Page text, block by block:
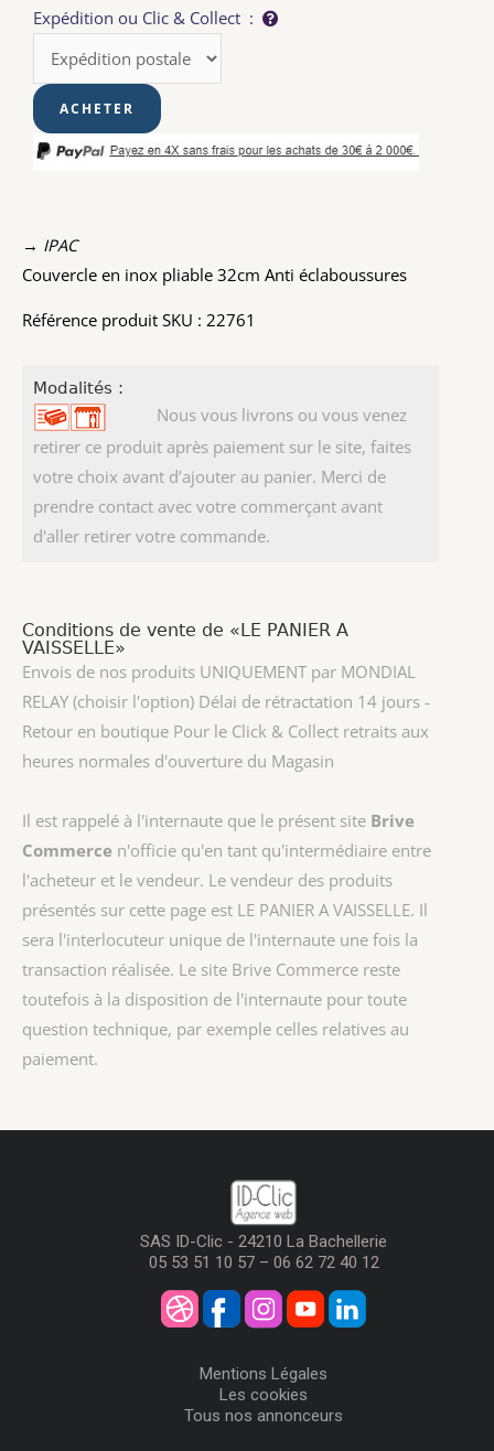
Expédition ou Clic & Collect :
→ IPAC
Couvercle en inox pliable 32cm Anti éclaboussures
Référence produit SKU : 22761
Modalités :
Nous vous livrons ou vous venez
retirer ce produit après paiement sur le site, faites
votre choix avant d’ajouter au panier. Merci de
prendre contact avec votre commerçant avant
d'aller retirer votre commande.
Conditions de vente de «LE PANIER A
VAISSELLE»
Envois de nos produits UNIQUEMENT par MONDIAL
RELAY (choisir l'option) Délai de rétractation 14 jours -
Retour en boutique Pour le Click & Collect retraits aux
heures normales d'ouverture du Magasin
Il est rappelé à l'internaute que le présent site Brive
Commerce n'officie qu'en tant qu'intermédiaire entre
l'acheteur et le vendeur. Le vendeur des produits
présentés sur cette page est LE PANIER A VAISSELLE. Il
sera l'interlocuteur unique de l'internaute une fois la
transaction réalisée. Le site Brive Commerce reste
toutefois à la disposition de l'internaute pour toute
question technique, par exemple celles relatives au
paiement.
SAS ID-Clic - 24210 La Bachellerie
05 53 51 10 57 – 06 62 72 40 12
Mentions Légales
Les cookies
Tous nos annonceurs